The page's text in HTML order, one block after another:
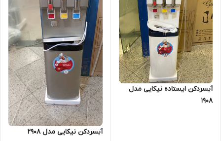
آبسردکن ایستاده نیکایی مدل
1908
آبسردکن نیکایی مدل 2908